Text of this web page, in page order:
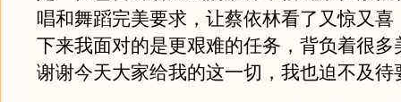
唱和舞蹈完美要求，让蔡依林看了又惊又喜
下来我面对的是更艰难的任务，背负着很多
谢谢今天大家给我的这一切，我也迫不及待